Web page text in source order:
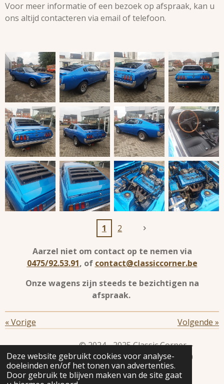
Deze website gebruikt cookies voor analyse-
doeleinden en/of het tonen van advertenties.
Door gebruik te blijven maken van de site gaat
Voor meer informatie of een bezoek op afspraak, kan u
ons altijd contacteren via email of telefoon.
1 2
Aarzel niet om contact op te nemen via
0475/92.53.91, of contact@classiccorner.be
Onze wagens zijn steeds te bezichtigen na
afspraak.
«Vorige Volgende »
© 2024 - 2025 Classic Corner -
BE0780.499.018 - Endepoelstraat 3A - Unit 34 3210
Lubbeek